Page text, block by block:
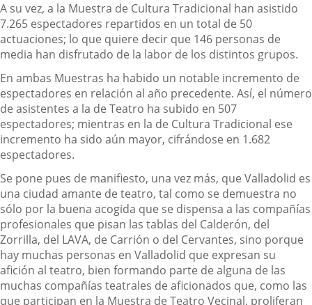
A su vez, a la Muestra de Cultura Tradicional han asistido
7.265 espectadores repartidos en un total de 50
actuaciones; lo que quiere decir que 146 personas de
media han disfrutado de la labor de los distintos grupos.
En ambas Muestras ha habido un notable incremento de
espectadores en relación al año precedente. Así, el número
de asistentes a la de Teatro ha subido en 507
espectadores; mientras en la de Cultura Tradicional ese
incremento ha sido aún mayor, cifrándose en 1.682
espectadores.
Se pone pues de manifiesto, una vez más, que Valladolid es
una ciudad amante de teatro, tal como se demuestra no
sólo por la buena acogida que se dispensa a las compañías
profesionales que pisan las tablas del Calderón, del
Zorrilla, del LAVA, de Carrión o del Cervantes, sino porque
hay muchas personas en Valladolid que expresan su
afición al teatro, bien formando parte de alguna de las
muchas compañías teatrales de aficionados que, como las
que participan en la Muestra de Teatro Vecinal, proliferan